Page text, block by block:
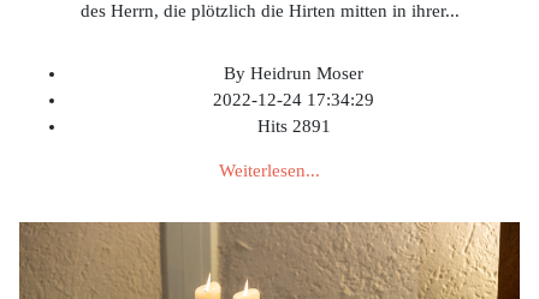
des Herrn, die plötzlich die Hirten mitten in ihrer...
By Heidrun Moser
2022-12-24 17:34:29
Hits 2891
Weiterlesen...